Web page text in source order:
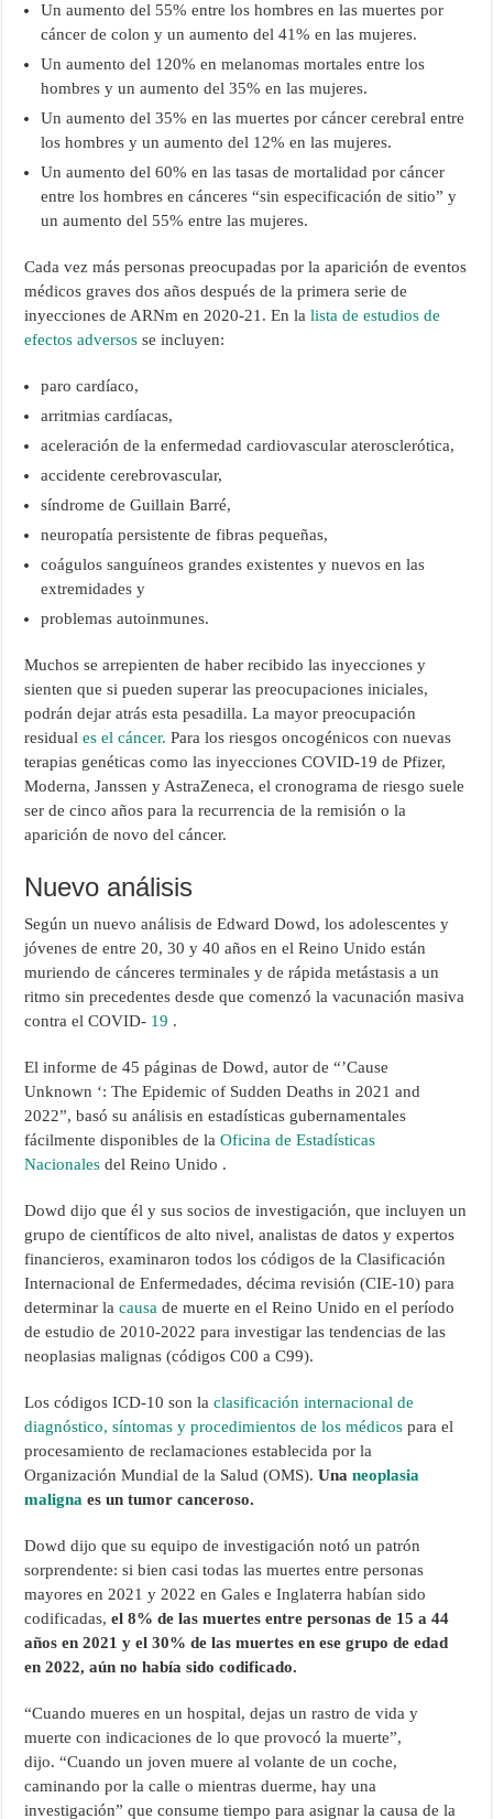
Un aumento del 55% entre los hombres en las muertes por
cáncer de colon y un aumento del 41% en las mujeres.
Un aumento del 120% en melanomas mortales entre los
hombres y un aumento del 35% en las mujeres.
Un aumento del 35% en las muertes por cáncer cerebral entre
los hombres y un aumento del 12% en las mujeres.
Un aumento del 60% en las tasas de mortalidad por cáncer
entre los hombres en cánceres “sin especificación de sitio” y
un aumento del 55% entre las mujeres.
Cada vez más personas preocupadas por la aparición de eventos
médicos graves dos años después de la primera serie de
inyecciones de ARNm en 2020-21. En lalista de estudios de
efectos adversos se incluyen:
paro cardíaco,
arritmias cardíacas,
aceleración de la enfermedad cardiovascular aterosclerótica,
accidente cerebrovascular,
síndrome de Guillain Barré,
neuropatía persistente de fibras pequeñas,
coágulos sanguíneos grandes existentes y nuevos en las
extremidades y
problemas autoinmunes.
Muchos se arrepienten de haber recibido las inyecciones y
sienten que si pueden superar las preocupaciones iniciales,
podrán dejar atrás esta pesadilla. La mayor preocupación
residuales el cáncer. Para los riesgos oncogénicos con nuevas
terapias genéticas como las inyecciones COVID-19 de Pfizer,
Moderna, Janssen y AstraZeneca, el cronograma de riesgo suele
ser de cinco años para la recurrencia de la remisión o la
aparición de novo del cáncer.
Nuevo análisis
Según un nuevo análisis de Edward Dowd, los adolescentes y
jóvenes de entre 20, 30 y 40 años en el Reino Unido están
muriendo de cánceres terminales y de rápida metástasis a un
ritmo sin precedentes desde que comenzó la vacunación masiva
contra el COVID- 19 .
El informe de 45 páginas de Dowd, autor de “’Cause
Unknown ‘: The Epidemic of Sudden Deaths in 2021 and
2022”, basó su análisis en estadísticas gubernamentales
fácilmente disponibles de laOficina de Estadísticas
Nacionales del Reino Unido .
Dowd dijo que él y sus socios de investigación, que incluyen un
grupo de científicos de alto nivel, analistas de datos y expertos
financieros, examinaron todos los códigos de la Clasificación
Internacional de Enfermedades, décima revisión (CIE-10) para
determinar lacausa de muerte en el Reino Unido en el período
de estudio de 2010-2022 para investigar las tendencias de las
neoplasias malignas (códigos C00 a C99).
Los códigos ICD-10 son laclasificación internacional de
diagnóstico, síntomas y procedimientos de los médicos para el
procesamiento de reclamaciones establecida por la
Organización Mundial de la Salud (OMS).Unaneoplasia
maligna es un tumor canceroso.
Dowd dijo que su equipo de investigación notó un patrón
sorprendente: si bien casi todas las muertes entre personas
mayores en 2021 y 2022 en Gales e Inglaterra habían sido
codificadas,el 8% de las muertes entre personas de 15 a 44
años en 2021 y el 30% de las muertes en ese grupo de edad
en 2022, aún no había sido codificado.
“Cuando mueres en un hospital, dejas un rastro de vida y
muerte con indicaciones de lo que provocó la muerte”,
dijo. “Cuando un joven muere al volante de un coche,
caminando por la calle o mientras duerme, hay una
investigación” que consume tiempo para asignar la causa de la